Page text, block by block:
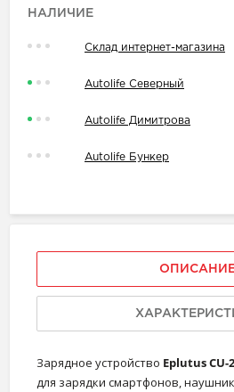
НАЛИЧИЕ
Склад интернет-магазина
Autolife Северный
Autolife Димитрова
Autolife Бункер
Зарядное устройство Eplutus CU-
для зарядки смартфонов,